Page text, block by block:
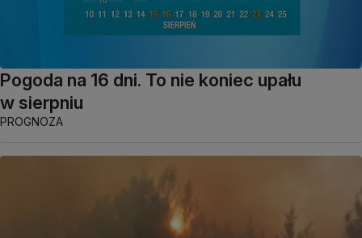
Pogoda na 16 dni. To nie koniec upału
w sierpniu
PROGNOZA